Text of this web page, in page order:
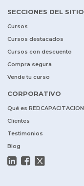
SECCIONES DEL SITIO
Cursos
Cursos destacados
Cursos con descuento
Compra segura
Vende tu curso
CORPORATIVO
Qué es REDCAPACITACION
Clientes
Testimonios
Blog